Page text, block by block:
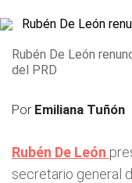
Rubén De León
del PRD
Por Emiliana Tuñón
Rubén De León
secretario general